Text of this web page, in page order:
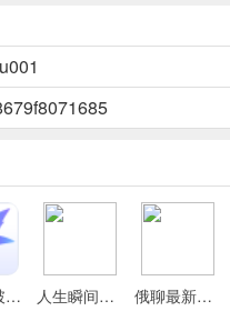
喜，各种活动都能带来多多兴
开局都有不一样的惊喜体会
法带给玩家的游戏兴趣极其丰
日子之中，来满满的进行寻觅
迅雷vip破解版永久会员2024版 人生瞬间最新手机版 俄聊最新手机版